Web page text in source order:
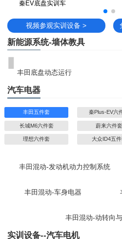
秦EV底盘实训车
视频参观实训设备 >
新能源系统-墙体教具
丰田底盘动态运行
汽车电器
丰田五件套 秦Plus-EV六
长城M6六件套 蔚来六件套
理想六件套 大众ID4五
丰田混动-发动机动力控制系统
丰田混动-车身电器
丰田混动-动转向
实训设备--汽车电机